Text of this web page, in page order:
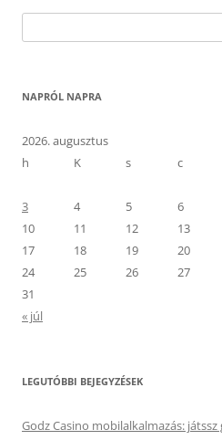
NAPRÓL NAPRA
2026. augusztus
h
K s c
3
4 5 6
10
11 12 13
17
18 19 20
24
25 26 27
31
« júl
LEGUTÓBBI BEJEGYZÉSEK
Godz Casino mobilalkalmazás: